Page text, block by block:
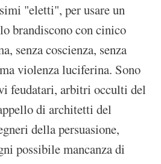
"eletti", per usare un
brandiscono con cinico
senza coscienza, senza
violenza luciferina. Sono
feudatari, arbitri occulti del
di architetti del
della persuasione,
possibile mancanza di